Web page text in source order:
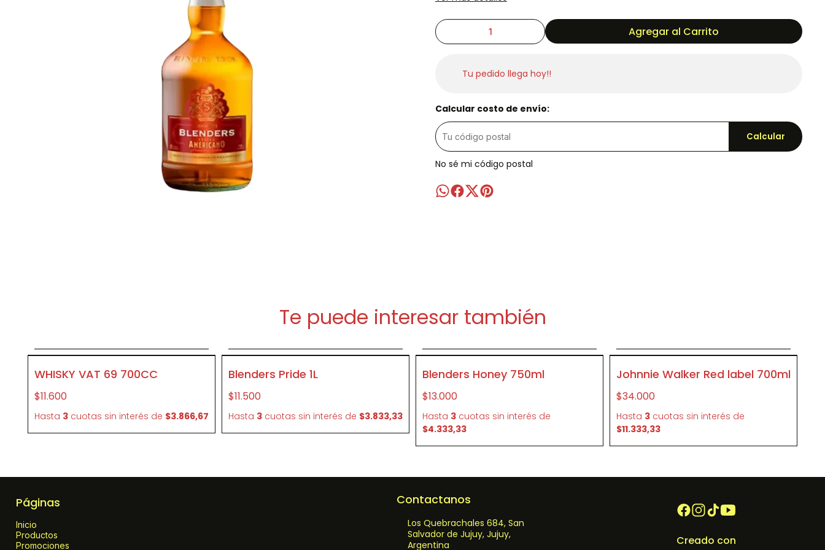
Agregar al Carrito
Tu pedido llega hoy!!
Calcular costo de envío:
Calcular
No sé mi código postal
Te puede interesar también
WHISKY VAT 69 700CC
$11.600
Hasta 3 cuotas sin interés de $3.866,67
P379 Blenders Pride 1L
$11.500
Hasta 3 cuotas sin interés de $3.833,33
P380
Blenders Honey 750ml
$13.000
Hasta 3 cuotas sin interés de
$4.333,33
P175
Johnnie Walker Red label 700ml
$34.000
Hasta 3 cuotas sin interés de
$11.333,33
Páginas
Inicio
Productos
Promociones
Contactanos
Los Quebrachales 684, San
Salvador de Jujuy, Jujuy,
Argentina
Creado con